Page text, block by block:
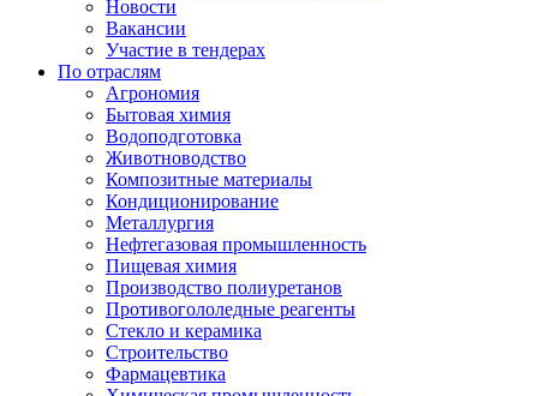
Новости
Вакансии
Участие в тендерах
По отраслям
Агрономия
Бытовая химия
Водоподготовка
Животноводство
Композитные материалы
Кондиционирование
Металлургия
Нефтегазовая промышленность
Пищевая химия
Производство полиуретанов
Противогололедные реагенты
Стекло и керамика
Строительство
Фармацевтика